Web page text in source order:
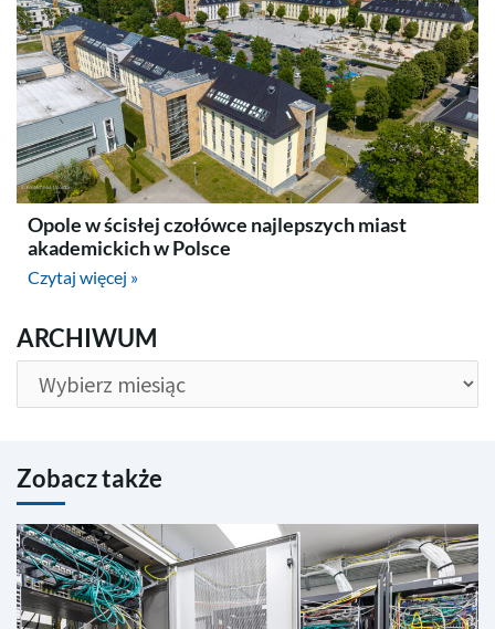
Opole w ścisłej czołówce najlepszych miast
akademickich w Polsce
Czytaj więcej »
ARCHIWUM
ARCHIWUM
Zobacz także